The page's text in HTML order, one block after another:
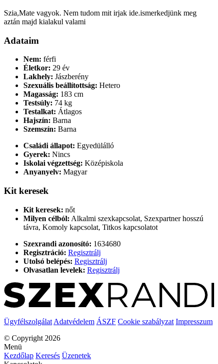
Szia,Mate vagyok. Nem tudom mit irjak ide.ismerkedjünk meg
aztán majd kialakul valami
Adataim
Nem: férfi
Életkor: 29 év
Lakhely: Jászberény
Szexuális beállítottság: Hetero
Magasság: 183 cm
Testsúly: 74 kg
Testalkat: Átlagos
Hajszín: Barna
Szemszín: Barna
Családi állapot: Egyedülálló
Gyerek: Nincs
Iskolai végzettség: Középiskola
Anyanyelv: Magyar
Kit keresek
Kit keresek: nőt
Milyen célból: Alkalmi szexkapcsolat, Szexpartner hosszú
távra, Komoly kapcsolat, Titkos kapcsolatot
Szexrandi azonosító: 1634680
Regisztráció: Regisztrálj
Utolsó belépés: Regisztrálj
Olvasatlan levelek: Regisztrálj
Ügyfélszolgálat Adatvédelem ÁSZF Cookie szabályzat Impresszum
© Copyright 2026
Menü
Kezdőlap Keresés Üzenetek